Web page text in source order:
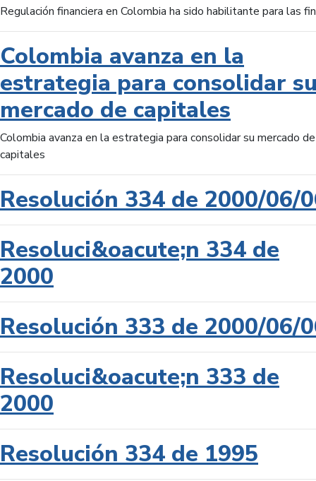
Regulación financiera en Colombia ha sido habilitante para las
Colombia avanza en la
estrategia para consolidar
mercado de capitales
Colombia avanza en la estrategia para consolidar su mercado de
capitales
Resolución 334 de 2000/06/
Resoluci&oacute;n 334 de
2000
Resolución 333 de 2000/06/
Resoluci&oacute;n 333 de
2000
Resolución 334 de 1995